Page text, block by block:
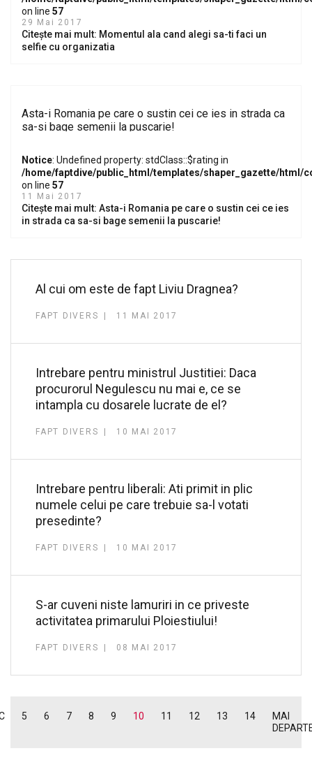
on line 57
29 Mai 2017
Citește mai mult: Momentul ala cand alegi sa-ti faci un
selfie cu organizatia
Asta-i Romania pe care o sustin cei ce ies in strada ca
sa-si bage semenii la puscarie!
Notice: Undefined property: stdClass::$rating in
/home/faptdive/public_html/templates/shaper_gazette/html/
on line 57
11 Mai 2017
Citește mai mult: Asta-i Romania pe care o sustin cei ce ies
in strada ca sa-si bage semenii la puscarie!
Al cui om este de fapt Liviu Dragnea?
FAPT DIVERS 11 MAI 2017
Intrebare pentru ministrul Justitiei: Daca
procurorul Negulescu nu mai e, ce se
intampla cu dosarele lucrate de el?
FAPT DIVERS 10 MAI 2017
Intrebare pentru liberali: Ati primit in plic
numele celui pe care trebuie sa-l votati
presedinte?
FAPT DIVERS 10 MAI 2017
S-ar cuveni niste lamuriri in ce priveste
activitatea primarului Ploiestiului!
FAPT DIVERS 08 MAI 2017
5 6 7 8 9 10 11 12 13 14
MAI